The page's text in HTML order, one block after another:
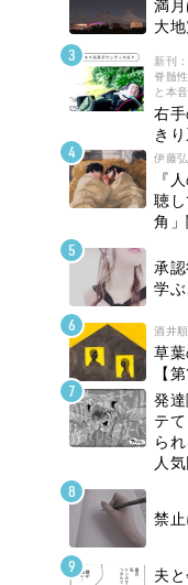
満
大
新刊 :
脊髄
と本音
右
き
伊藤
『
聴
角
承
学
酒井
草
【
発
テ
ら
人
禁
夫